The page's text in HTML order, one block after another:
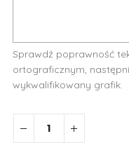
Sprawdź poprawność
ortograficznym,
wykwalifikowany grafik.